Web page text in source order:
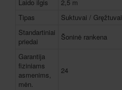
Laido ilgis
2,5 m
Tipas
Suktuvai / Gręžtuvai
Standartiniai
priedai
Šoninė rankena
Garantija
fiziniams
asmenims,
mėn.
24